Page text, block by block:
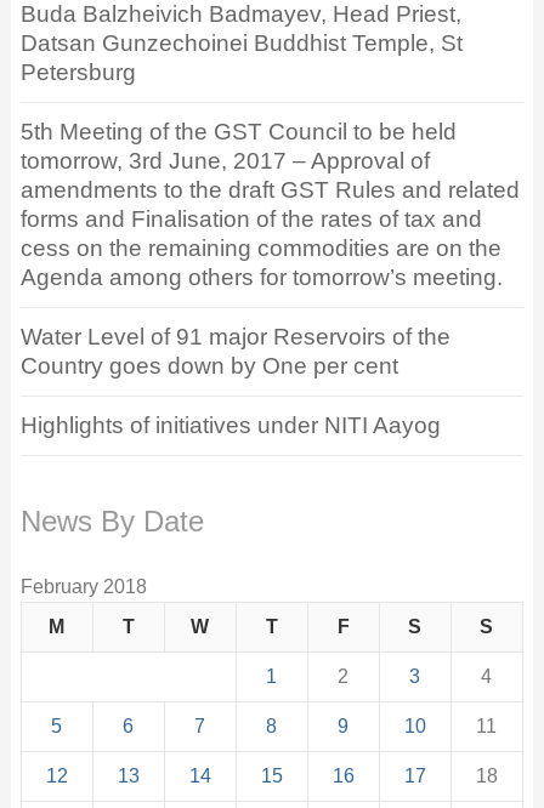
Buda Balzheivich Badmayev, Head Priest,
Datsan Gunzechoinei Buddhist Temple, St
Petersburg
5th Meeting of the GST Council to be held
tomorrow, 3rd June, 2017 – Approval of
amendments to the draft GST Rules and related
forms and Finalisation of the rates of tax and
cess on the remaining commodities are on the
Agenda among others for tomorrow’s meeting.
Water Level of 91 major Reservoirs of the
Country goes down by One per cent
Highlights of initiatives under NITI Aayog
News By Date
February 2018
M
T W T F S S
1 2 3 4
5 6 7 8 9 10 11
12 13 14 15 16 17 18